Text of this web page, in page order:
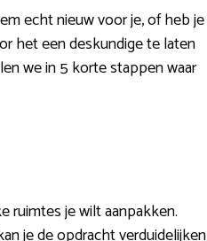
echt nieuw voor je, of heb je
het een deskundige te laten
we in 5 korte stappen waar
ruimtes je wilt aanpakken.
je de opdracht verduidelijken